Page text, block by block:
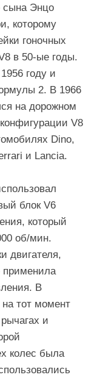
сына Энцо
которому
гоночных
в 50-ые годы.
году и
2. В 1966
на дорожном
V8
Dino,
и Lancia.
блок V6
который
об/мин.
двигателя,
применила
В
тот момент
и
колес была